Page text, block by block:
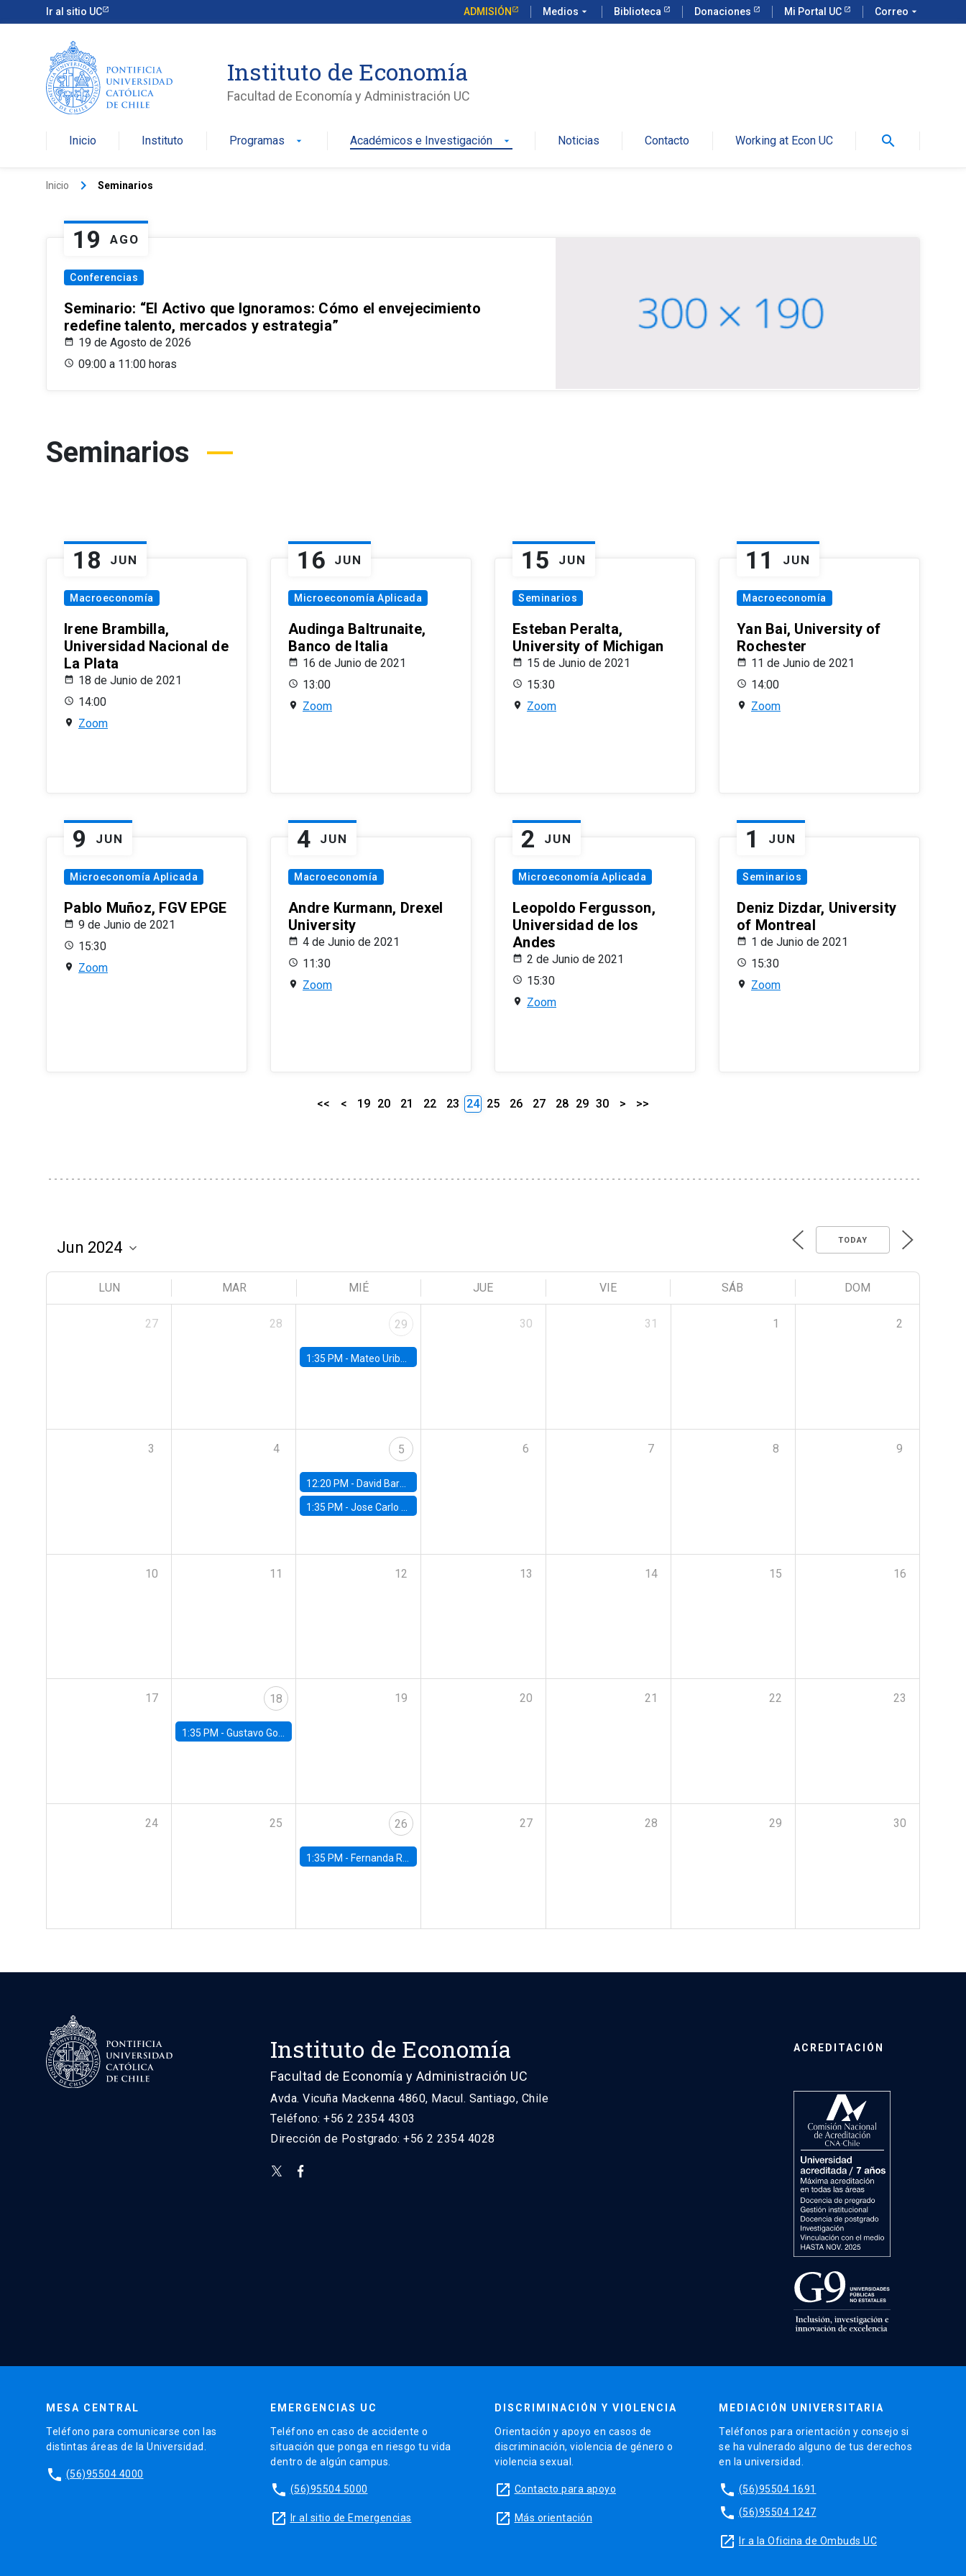
Ir al sitio UC ADMISIÓN Medios arrow_drop_down Biblioteca Donaciones Mi Portal UC Correo arrow_drop_down
Instituto de Economía
Facultad de Economía y Administración UC
Inicio Instituto Programas arrow_drop_down Académicos e Investigación arrow_drop_down Noticias Contacto Working at Econ UC search
Inicio keyboard_arrow_right Seminarios
19 AGO
Conferencias
Seminario: “El Activo que Ignoramos: Cómo el envejecimiento
redefine talento, mercados y estrategia”
19 de Agosto de 2026
09:00 a 11:00 horas
Seminarios
18 JUN
Macroeconomía
Irene Brambilla,
Universidad Nacional de
La Plata
18 de Junio de 2021
14:00
Zoom
16 JUN
Microeconomía Aplicada
Audinga Baltrunaite,
Banco de Italia
16 de Junio de 2021
13:00
Zoom
15 JUN
Seminarios
Esteban Peralta,
University of Michigan
15 de Junio de 2021
15:30
Zoom
11 JUN
Macroeconomía
Yan Bai, University of
Rochester
11 de Junio de 2021
14:00
Zoom
9 JUN
Microeconomía Aplicada
Pablo Muñoz, FGV EPGE
9 de Junio de 2021
15:30
Zoom
4 JUN
Macroeconomía
Andre Kurmann, Drexel
University
4 de Junio de 2021
11:30
Zoom
2 JUN
Microeconomía Aplicada
Leopoldo Fergusson,
Universidad de los
Andes
2 de Junio de 2021
15:30
Zoom
1 JUN
Seminarios
Deniz Dizdar, University
of Montreal
1 de Junio de 2021
15:30
Zoom
<< < 19 20 21 22 23 24 25 26 27 28 29 30 > >>
TODAY
LUN MAR MIÉ JUE VIE SÁB DOM
27 28 29
1:35 PM - Mateo Uribe-Castro, Universidad de los Andes (Colombia)
30 31 1 2
3 4 5
12:20 PM - David Bardey, Universidad de los Andes - CEDE
1:35 PM -Jose Carlo Bermudez, UC (ME) & World Bank
6 7 8 9
10 11 12 13 14 15 16
17 18
1:35 PM - Gustavo González, Banco Central de Chile
19 20 21 22 23
24 25 26
1:35 PM - Fernanda Rojas Ampuero, University of Wisconsin-Madison
27 28 29 30
Instituto de Economía
Facultad de Economía y Administración UC
Avda. Vicuña Mackenna 4860, Macul. Santiago, Chile
Teléfono: +56 2 2354 4303
Dirección de Postgrado: +56 2 2354 4028
ACREDITACIÓN
MESA CENTRAL
Teléfono para comunicarse con las
distintas áreas de la Universidad.
phone (56)95504 4000
EMERGENCIAS UC
Teléfono en caso de accidente o
situación que ponga en riesgo tu vida
dentro de algún campus.
phone (56)95504 5000
launch Ir al sitio de Emergencias
DISCRIMINACIÓN Y VIOLENCIA
Orientación y apoyo en casos de
discriminación, violencia de género o
violencia sexual.
launch Contacto para apoyo
launch Más orientación
MEDIACIÓN UNIVERSITARIA
Teléfonos para orientación y consejo si
se ha vulnerado alguno de tus derechos
en la universidad.
phone (56)95504 1691
phone (56)95504 1247
launch Ir a la Oficina de Ombuds UC